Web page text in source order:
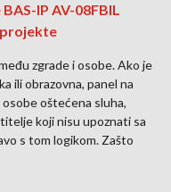
IP AV-08FBIL
zgrade i osobe. Ako je
ili obrazovna, panel na
oštećena sluha,
koji nisu upoznati sa
s tom logikom. Zašto